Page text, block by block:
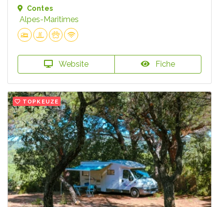
Contes
Alpes-Maritimes
Website Fiche
TOPKEUZE